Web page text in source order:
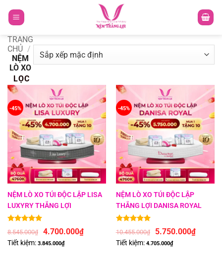
TRANG
CHỦ /
NỆM
LÒ XO
LỌC
-45%
NỆM LÒ XO TÚI ĐỘC LẬP LISA
LUXYRY THẮNG LỢI
Được xếp hạng55 sao
8.545.000₫ 4.700.000₫
Tiết kiệm: 3.845.000₫
-45%
NỆM LÒ XO TÚI ĐỘC LẬP
THẮNG LỢI DANISA ROYAL
Được xếp hạng55 sao
10.455.000₫ 5.750.000₫
Tiết kiệm: 4.705.000₫